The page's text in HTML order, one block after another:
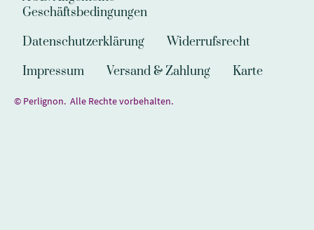
Geschäftsbedingungen
Datenschutzerklärung
Widerrufsrecht
Impressum
Versand & Zahlung Karte
© Perlignon. Alle Rechte vorbehalten.